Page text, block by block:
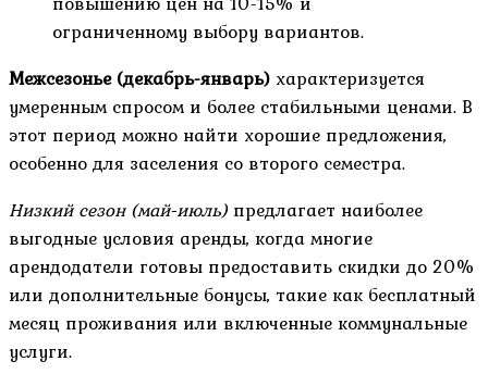
ограниченному выбору вариантов.
Межсезонье (декабрь-январь) характеризуется
умеренным спросом и более стабильными ценами. В
этот период можно найти хорошие предложения,
особенно для заселения со второго семестра.
Низкий сезон (май-июль)предлагает наиболее
выгодные условия аренды, когда многие
арендодатели готовы предоставить скидки до 20%
или дополнительные бонусы, такие как бесплатный
месяц проживания или включенные коммунальные
услуги.